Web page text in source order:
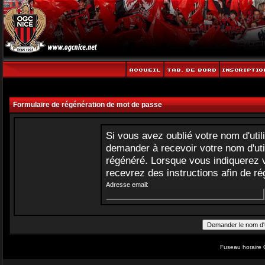
Formulaire de régénération de mot de passe
Si vous avez oublié votre nom
demander à recevoir votre nom
régénéré. Lorsque vous
recevrez des instructions afin de
Adresse email:
Fuseau horaire